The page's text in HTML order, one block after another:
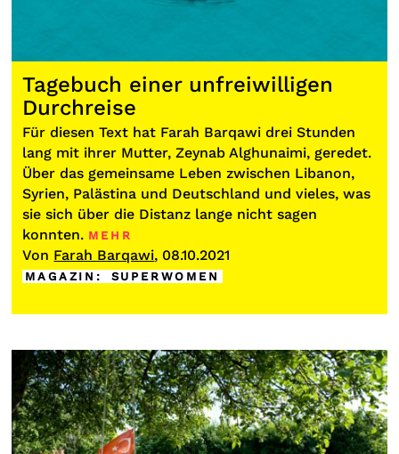
Tagebuch einer unfreiwilligen
Durchreise
Für diesen Text hat Farah Barqawi drei Stunden
lang mit ihrer Mutter, Zeynab Alghunaimi, geredet.
Über das gemeinsame Leben zwischen Libanon,
Syrien, Palästina und Deutschland und vieles, was
sie sich über die Distanz lange nicht sagen
konnten. MEHR
Von Farah Barqawi, 08.10.2021
MAGAZIN : SUPERWOMEN